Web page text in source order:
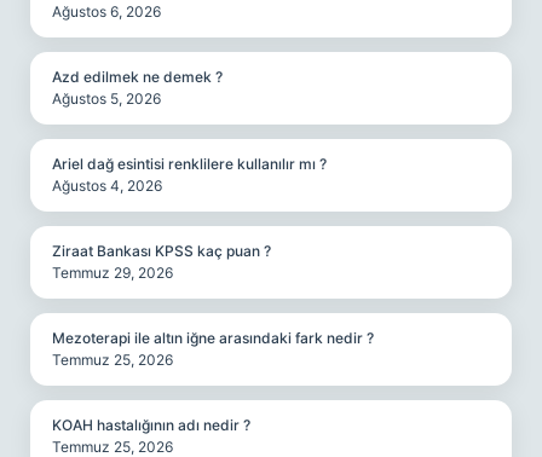
Ağustos 6, 2026
Azd edilmek ne demek ?
Ağustos 5, 2026
Ariel dağ esintisi renklilere kullanılır mı ?
Ağustos 4, 2026
Ziraat Bankası KPSS kaç puan ?
Temmuz 29, 2026
Mezoterapi ile altın iğne arasındaki fark nedir ?
Temmuz 25, 2026
KOAH hastalığının adı nedir ?
Temmuz 25, 2026